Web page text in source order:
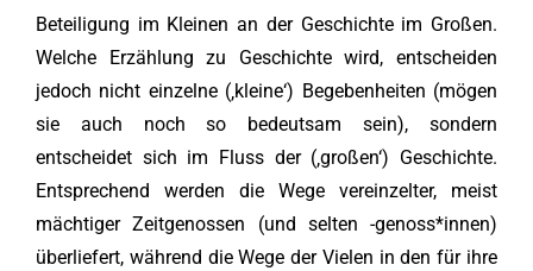
Beteiligung im Kleinen an der Geschichte im Großen.
Welche Erzählung zu Geschichte wird, entscheiden
jedoch nicht einzelne (‚kleine‘) Begebenheiten (mögen
sie auch noch so bedeutsam sein), sondern
entscheidet sich im Fluss der (‚großen‘) Geschichte.
Entsprechend werden die Wege vereinzelter, meist
mächtiger Zeitgenossen (und selten -genoss*innen)
überliefert, während die Wege der Vielen in den für ihre